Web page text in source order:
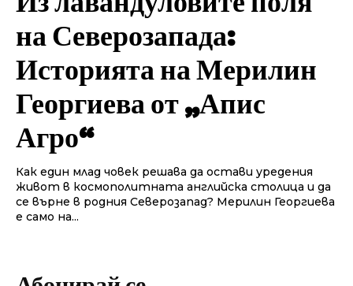
на Северозапада:
Историята на Мерилин
Георгиева от „Апис
Агро“
Как един млад човек решава да остави уредения
живот в космополитната английска столица и да
се върне в родния Северозапад? Мерилин Георгиева
е само на...